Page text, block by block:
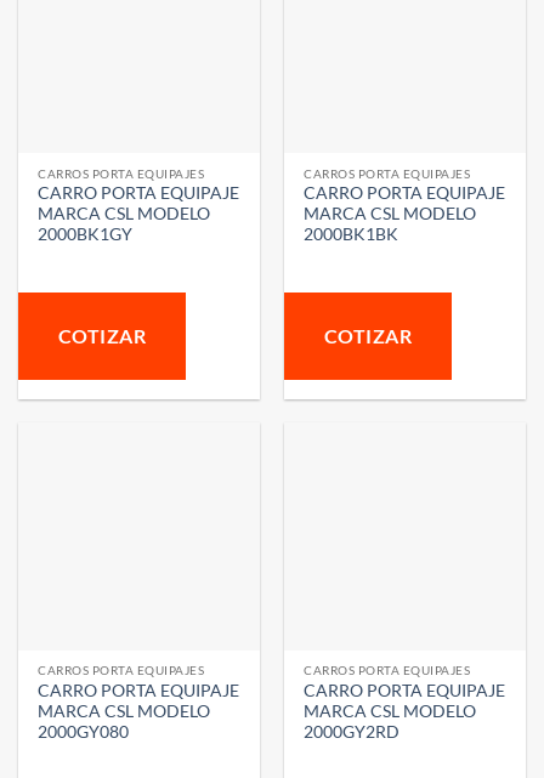
CARROS PORTA EQUIPAJES
CARRO PORTA EQUIPAJE
MARCA CSL MODELO
2000BK1GY
COTIZAR
CARROS PORTA EQUIPAJES
CARRO PORTA EQUIPAJE
MARCA CSL MODELO
2000BK1BK
COTIZAR
CARROS PORTA EQUIPAJES
CARRO PORTA EQUIPAJE
MARCA CSL MODELO
2000GY080
CARROS PORTA EQUIPAJES
CARRO PORTA EQUIPAJE
MARCA CSL MODELO
2000GY2RD